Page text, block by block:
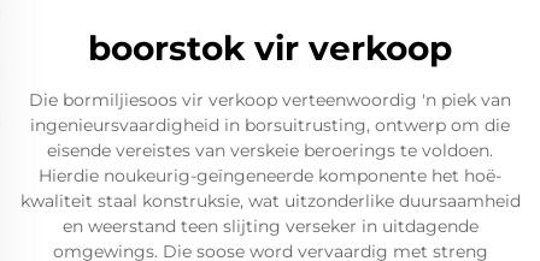
boorstok vir verkoop
Die bormiljiesoos vir verkoop verteenwoordig 'n piek van
ingenieursvaardigheid in borsuitrusting, ontwerp om die
eisende vereistes van verskeie beroerings te voldoen.
Hierdie noukeurig-geïngeneerde komponente het hoë-
kwaliteit staal konstruksie, wat uitzonderlike duursaamheid
en weerstand teen slijting verseker in uitdagende
omgewings. Die soose word vervaardig met streng